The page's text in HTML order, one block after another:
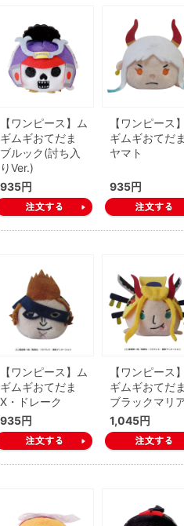
【ワンピース】ム
ギムギおてだま
ブルック(討ち入
りVer.)
935円
【ワンピース
ギムギおてだま
ヤマト
935円
【ワンピース】ム
ギムギおてだま
X・ドレーク
935円
【ワンピース
ギムギおてだま
ブラックマリ
1,045円